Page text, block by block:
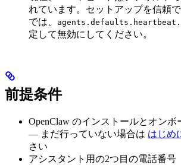
れています。セットアップを信頼
では、
定して無効にしてください。
前提条件
OpenClaw のインストールとオンボ
— まだ行っていない場合は はじめ
さい
アシスタント用の2つ目の電話番号